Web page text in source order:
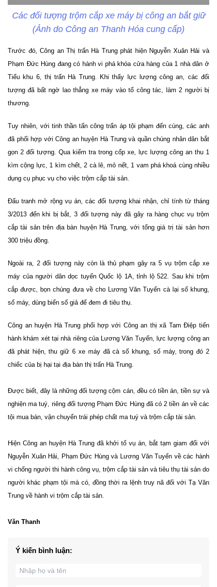
Các đối tượng trộm cắp xe máy bị công an bắt giữ
(Ảnh do Công an Thanh Hóa cung cấp)
Trước đó, Công an Thị trấn Hà Trung phát hiện Nguyễn Xuân Hải và
Phạm Đức Hùng đang có hành vi phá khóa cửa hàng của 1 nhà dân ở
Tiểu khu 6, thị trấn Hà Trung. Khi thấy lực lượng công an, các đối
tượng đã bất ngờ lao thẳng xe máy vào tổ công tác, làm 2 người bị
thương.
Tuy nhiên, với tinh thần tấn công trấn áp tội phạm đến cùng, các anh
đã phối hợp với Công an huyện Hà Trung và quần chúng nhân dân bắt
gọn 2 đối tượng. Qua kiểm tra trong cốp xe, lực lượng công an thu 1
kìm cộng lực, 1 kìm chết, 2 cà lê, mỏ nết, 1 vam phá khoá cùng nhiều
dụng cụ phục vụ cho việc trộm cắp tài sản.
Đấu tranh mở rộng vụ án, các đối tượng khai nhận, chỉ tính từ tháng
3/2013 đến khi bị bắt, 3 đối tượng này đã gây ra hàng chục vụ trộm
cắp tài sản trên địa bàn huyện Hà Trung, với tổng giá trị tài sản hơn
300 triệu đồng.
Ngoài ra, 2 đối tượng này còn là thủ phạm gây ra 5 vụ trộm cắp xe
máy của người dân dọc tuyến Quốc lộ 1A, tỉnh lộ 522. Sau khi trộm
cắp được, bọn chúng đưa về cho Lương Văn Tuyến cà lại số khung,
số máy, dùng biển số giả để đem đi tiêu thụ.
Công an huyện Hà Trung phối hợp với Công an thị xã Tam Điệp tiến
hành khám xét tại nhà riêng của Lương Văn Tuyến, lực lượng công an
đã phát hiện, thu giữ 6 xe máy đã cà số khung, số máy, trong đó 2
chiếc của bị hại tại địa bàn thị trấn Hà Trung.
Được biết, đây là những đối tượng cộm cán, đều có tiền án, tiền sự và
nghiện ma tuý, riêng đối tượng Phạm Đức Hùng đã có 2 tiền án về các
tội mua bán, vận chuyển trái phép chất ma tuý và trộm cắp tài sản.
Hiện Công an huyện Hà Trung đã khởi tố vụ án, bắt tạm giam đối với
Nguyễn Xuân Hải, Phạm Đức Hùng và Lương Văn Tuyến về các hành
vi chống người thi hành công vụ, trộm cắp tài sản và tiêu thụ tài sản do
người khác phạm tội mà có, đồng thời ra lệnh truy nã đối với Tạ Văn
Trung về hành vi trộm cắp tài sản.
Văn Thanh
Ý kiến bình luận: